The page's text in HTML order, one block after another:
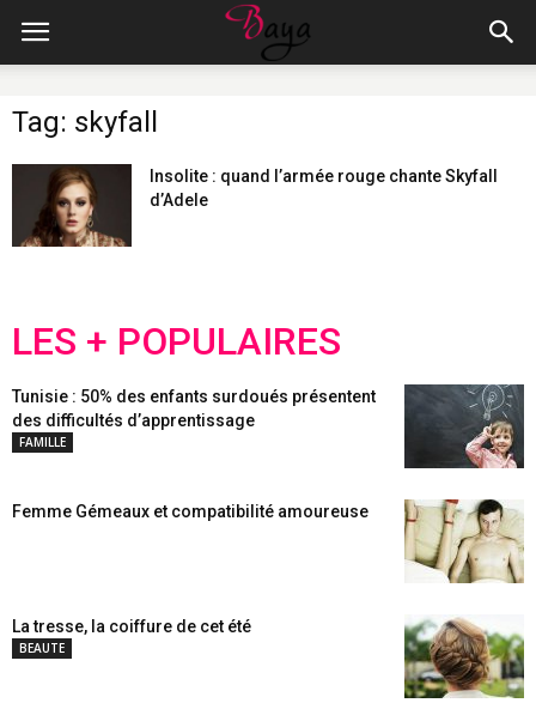
Tag: skyfall
Insolite : quand l’armée rouge chante Skyfall
d’Adele
LES + POPULAIRES
Tunisie : 50% des enfants surdoués présentent
des difficultés d’apprentissage
FAMILLE
Femme Gémeaux et compatibilité amoureuse
La tresse, la coiffure de cet été
BEAUTE